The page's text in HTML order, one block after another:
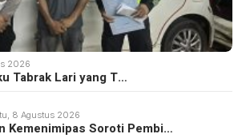
2026
Tabrak Lari yang T…
8 Agustus 2026
Kemenimipas Soroti Pembi…